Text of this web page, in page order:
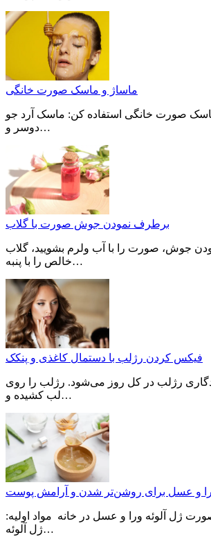
ماساژ و ماسک صورت خانگی
ماسک صورت خانگی استفاده کن: ماسک آرد جو
دوسر و…
برطرف نمودن جوش صورت با گلاب
جوش‌، صورت را با آب ولرم بشویید، گلاب
خالص را با پنبه…
فیکس کردن رژلب با دستمال کاغذی و پنکک
رژلب در کل روز می‌شود. رژلب را روی
لب کشیده و…
و عسل برای روشن‌تر شدن و آرامش پوست
ژل آلوئه ورا و عسل در خانه مواد اولیه:
ژل آلوئه…